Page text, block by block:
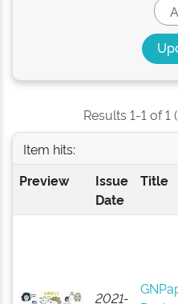
Results 1-1 of
Item hits:
Preview
Issue
Date
Title
2021-